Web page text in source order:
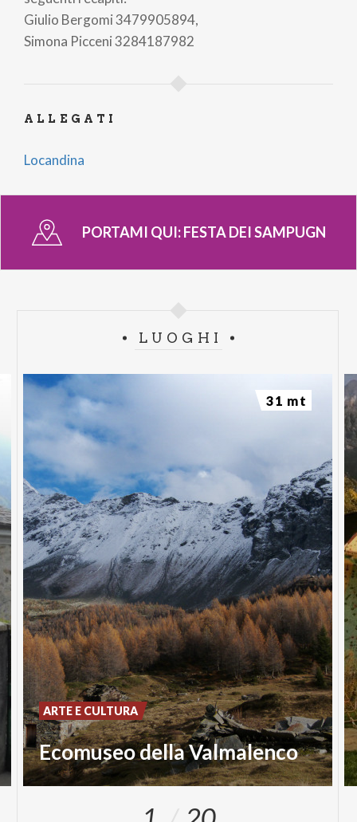
Giulio Bergomi 3479905894,
Simona Picceni 3284187982
ALLEGATI
Locandina
PORTAMI QUI:FESTA DEI SAMPUGN
LUOGHI
Ecomuseo della Valmalenco
ARTE E CULTURA
31 mt